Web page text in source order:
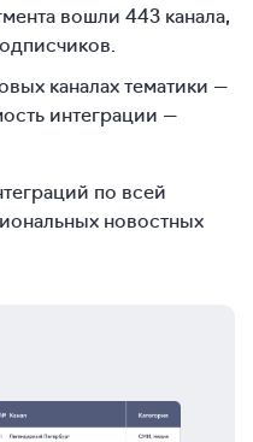
вошли 443 канала,
каналах тематики —
интеграции —
по всей
новостных